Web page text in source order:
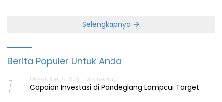
Selengkapnya
Berita Populer Untuk Anda
1 Desember 8, 2021 1 Komentar
Capaian Investasi di Pandeglang Lampaui Target